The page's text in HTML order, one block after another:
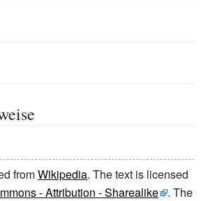
fromWikipedia. The text is licensed
- Attribution - Sharealike
. The